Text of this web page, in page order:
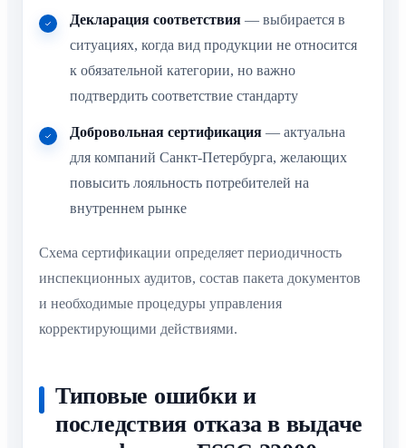
Декларация соответствия — выбирается в
ситуациях, когда вид продукции не относится
к обязательной категории, но важно
подтвердить соответствие стандарту
Добровольная сертификация — актуальна
для компаний Санкт-Петербурга, желающих
повысить лояльность потребителей на
внутреннем рынке
Схема сертификации определяет периодичность
инспекционных аудитов, состав пакета документов
и необходимые процедуры управления
корректирующими действиями.
Типовые ошибки и
последствия отказа в выдаче